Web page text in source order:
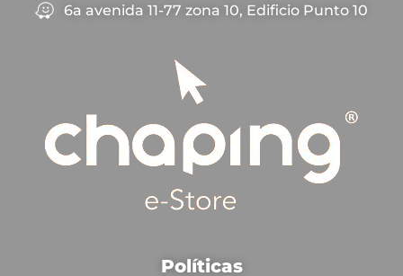
6a avenida 11-77 zona 10, Edificio Punto 10
Políticas